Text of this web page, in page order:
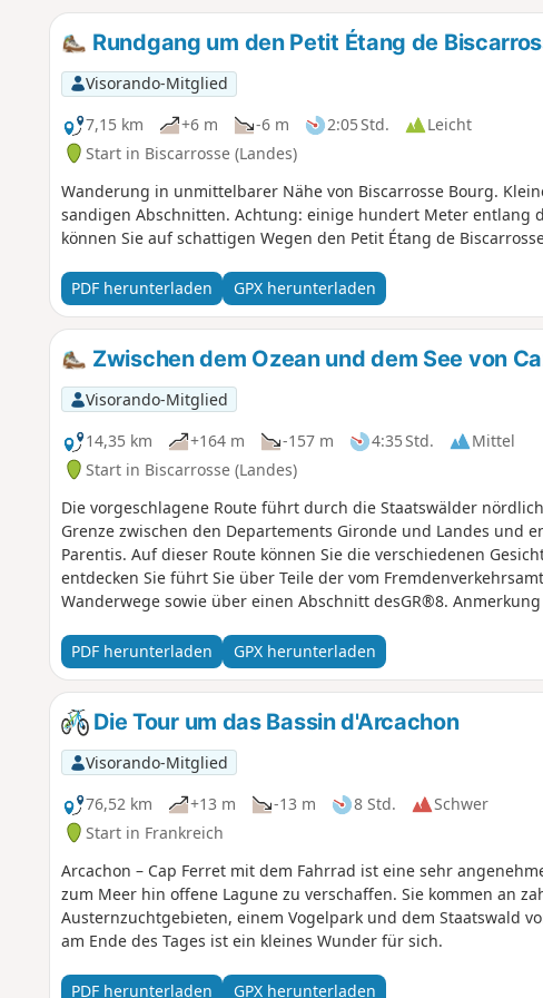
Rundgang um den Petit Étang de
Visorando-Mitglied
7,15 km
+6 m -6 m 2:05 Std.
Leicht
Start in Biscarrosse (Landes)
Wanderung in unmittelbarer Nähe von Biscarrosse Bourg.
sandigen Abschnitten. Achtung: einige hundert Meter entlang
können Sie auf schattigen Wegen den Petit Étang de
PDF herunterladen GPX herunterladen
Zwischen dem Ozean und dem See von
Visorando-Mitglied
14,35 km
+164 m -157 m 4:35 Std.
Mittel
Start in Biscarrosse (Landes)
Die vorgeschlagene Route führt durch die Staatswälder
Grenze zwischen den Departements Gironde und Landes und
Parentis. Auf dieser Route können Sie die verschiedenen
entdecken Sie führt Sie über Teile der vom
Wanderwege sowie über einen Abschnitt desGR®8.
und einige Abschnitte im Wald könnten sich aufgrund von
Brände von 2022 in dieser Region verändert haben.
PDF herunterladen GPX herunterladen
Die Tour um das Bassin d'Arcachon
Visorando-Mitglied
76,52 km
+13 m -13 m 8 Std.
Schwer
Start in Frankreich
Arcachon – Cap Ferret mit dem Fahrrad ist eine sehr
zum Meer hin offene Lagune zu verschaffen. Sie kommen an
Austernzuchtgebieten, einem Vogelpark und dem Staatswald
am Ende des Tages ist ein kleines Wunder für sich.
PDF herunterladen GPX herunterladen